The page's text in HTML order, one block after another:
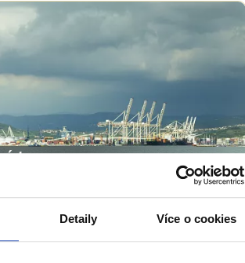
Detaily Více o cookies
město